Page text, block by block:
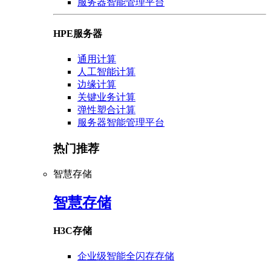
HPE服务器
通用计算
人工智能计算
边缘计算
关键业务计算
弹性塑合计算
服务器智能管理平台
热门推荐
智慧存储
智慧存储
H3C存储
企业级智能全闪存存储